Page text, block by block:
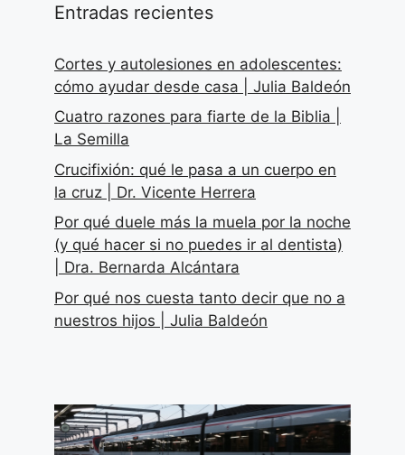
Entradas recientes
Cortes y autolesiones en adolescentes:
cómo ayudar desde casa | Julia Baldeón
Cuatro razones para fiarte de la Biblia |
La Semilla
Crucifixión: qué le pasa a un cuerpo en
la cruz | Dr. Vicente Herrera
Por qué duele más la muela por la noche
(y qué hacer si no puedes ir al dentista)
| Dra. Bernarda Alcántara
Por qué nos cuesta tanto decir que no a
nuestros hijos | Julia Baldeón